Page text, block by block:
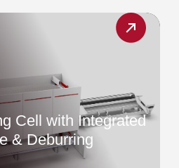
Cell with Integrated
& Deburring